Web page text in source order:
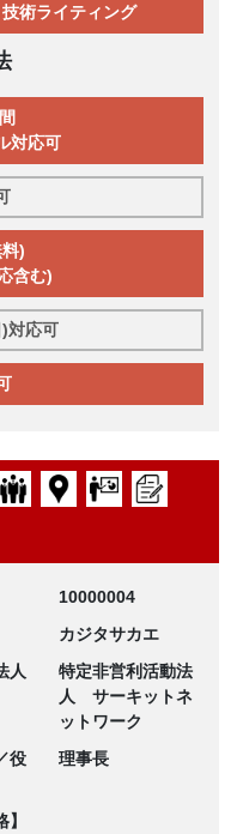
術ライティング
対応可
)
含む)
対応可
10000004
カジタサカエ
人
特定非営利活動法
人 サーキットネ
ットワーク
役
理事長